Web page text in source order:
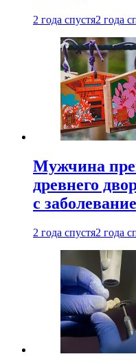
2 года спустя2 года
Мужчина
древнего
с
2 года спустя2 года